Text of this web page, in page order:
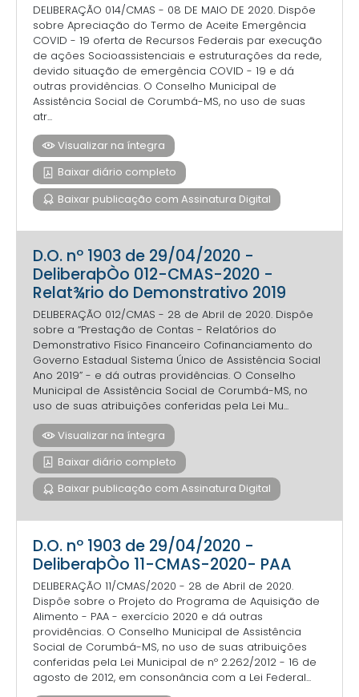
DELIBERAÇÃO 014/CMAS - 08 DE MAIO DE 2020. Dispõe
sobre Apreciação do Termo de Aceite Emergência
COVID - 19 oferta de Recursos Federais par execução
de ações Socioassistenciais e estruturações da rede,
devido situação de emergência COVID - 19 e dá
outras providências. O Conselho Municipal de
Assistência Social de Corumbá-MS, no uso de suas
atr...
Visualizar na íntegra
Baixar diário completo
Baixar publicação com Assinatura Digital
D.O. nº 1903 de 29/04/2020 -
DeliberaþÒo 012-CMAS-2020 -
Relat¾rio do Demonstrativo 2019
DELIBERAÇÃO 012/CMAS - 28 de Abril de 2020. Dispõe
sobre a “Prestação de Contas - Relatórios do
Demonstrativo Físico Financeiro Cofinanciamento do
Governo Estadual Sistema Único de Assistência Social
Ano 2019” - e dá outras providências. O Conselho
Municipal de Assistência Social de Corumbá-MS, no
uso de suas atribuições conferidas pela Lei Mu...
Visualizar na íntegra
Baixar diário completo
Baixar publicação com Assinatura Digital
D.O. nº 1903 de 29/04/2020 -
DeliberaþÒo 11-CMAS-2020- PAA
DELIBERAÇÃO 11/CMAS/2020 - 28 de Abril de 2020.
Dispõe sobre o Projeto do Programa de Aquisição de
Alimento - PAA - exercício 2020 e dá outras
providências. O Conselho Municipal de Assistência
Social de Corumbá-MS, no uso de suas atribuições
conferidas pela Lei Municipal de nº 2.262/2012 - 16 de
agosto de 2012, em consonância com a Lei Federal...